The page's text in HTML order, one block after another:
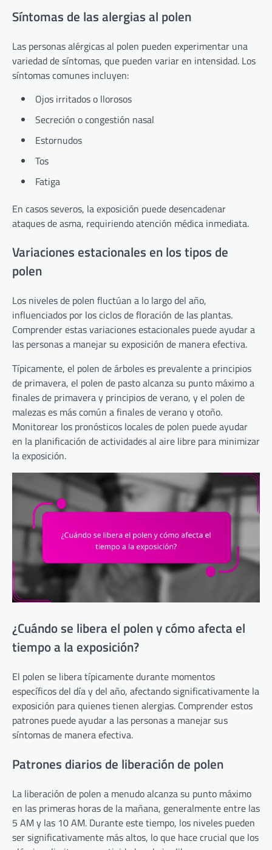
Síntomas de las alergias al polen
Las personas alérgicas al polen pueden experimentar una
variedad de síntomas, que pueden variar en intensidad. Los
síntomas comunes incluyen:
Ojos irritados o llorosos
Secreción o congestión nasal
Estornudos
Tos
Fatiga
En casos severos, la exposición puede desencadenar
ataques de asma, requiriendo atención médica inmediata.
Variaciones estacionales en los tipos de
polen
Los niveles de polen fluctúan a lo largo del año,
influenciados por los ciclos de floración de las plantas.
Comprender estas variaciones estacionales puede ayudar a
las personas a manejar su exposición de manera efectiva.
Típicamente, el polen de árboles es prevalente a principios
de primavera, el polen de pasto alcanza su punto máximo a
finales de primavera y principios de verano, y el polen de
malezas es más común a finales de verano y otoño.
Monitorear los pronósticos locales de polen puede ayudar
en la planificación de actividades al aire libre para minimizar
la exposición.
¿Cuándo se libera el polen y cómo afecta el
tiempo a la exposición?
El polen se libera típicamente durante momentos
específicos del día y del año, afectando significativamente la
exposición para quienes tienen alergias. Comprender estos
patrones puede ayudar a las personas a manejar sus
síntomas de manera efectiva.
Patrones diarios de liberación de polen
La liberación de polen a menudo alcanza su punto máximo
en las primeras horas de la mañana, generalmente entre las
5 AM y las 10 AM. Durante este tiempo, los niveles pueden
ser significativamente más altos, lo que hace crucial que los